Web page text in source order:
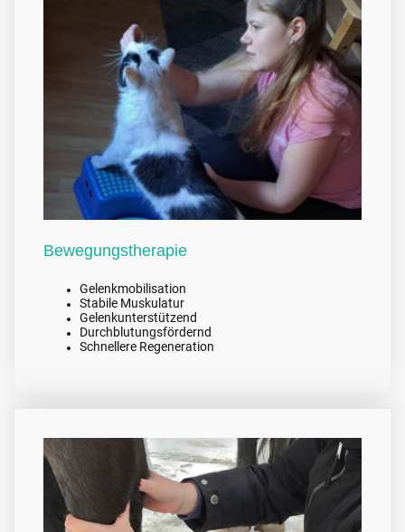
Bewegungstherapie
Gelenkmobilisation
Stabile Muskulatur
Gelenkunterstützend
Durchblutungsfördernd
Schnellere Regeneration